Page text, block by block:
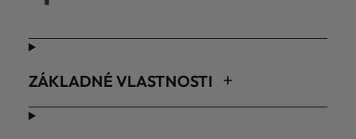
ZÁKLADNÉ VLASTNOSTI